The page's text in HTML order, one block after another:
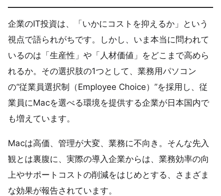
企業のIT投資は、「いかにコストを抑えるか」という
視点で語られがちです。しかし、いま本当に問われて
いるのは「生産性」や「人材価値」をどこまで高めら
れるか。その選択肢の1つとして、業務用パソコン
の“従業員選択制（Employee Choice）”を採用し、従
業員にMacを選べる環境を提供する企業が日本国内で
も増えています。
Macは高価、管理が大変、業務に不向き。そんな先入
観とは裏腹に、実際の導入企業からは、業務効率の向
上やサポートコストの削減をはじめとする、さまざま
な効果が報告されています。